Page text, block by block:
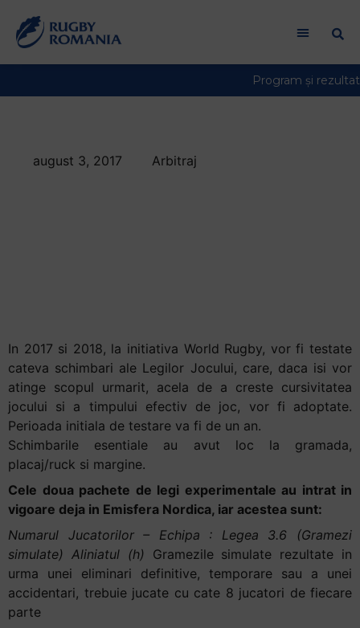
in
"Ctrl
/".
This
shortcut
activates
the
screen
reader
to
help
you
navigate
and
august 3, 2017 Arbitraj
In 2017 si 2018, la initiativa World Rugby, vor fi testate
cateva schimbari ale Legilor Jocului, care, daca isi vor
atinge scopul urmarit, acela de a creste cursivitatea
jocului si a timpului efectiv de joc, vor fi adoptate.
Perioada initiala de testare va fi de un an.
Schimbarile esentiale au avut loc la gramada,
placaj/ruck si margine.
Cele doua pachete de legi experimentale au intrat in
vigoare deja in Emisfera Nordica, iar acestea sunt:
Numarul Jucatorilor – Echipa : Legea 3.6 (Gramezi
simulate) Aliniatul (h) Gramezile simulate rezultate in
urma unei eliminari definitive, temporare sau a unei
accidentari, trebuie jucate cu cate 8 jucatori de fiecare
parte